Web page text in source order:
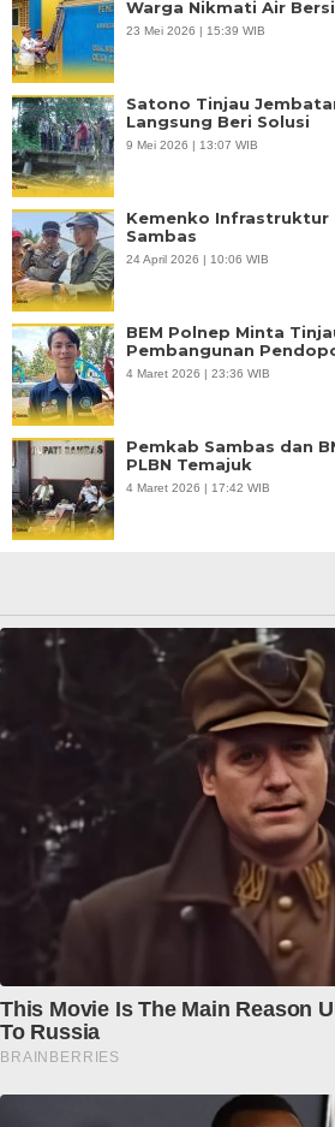
Warga Nikmati Air
23 Mei 2026 | 15:39 WIB
Satono Tinjau
Langsung Beri Solusi
9 Mei 2026 | 13:07 WIB
Kemenko Infrastruktur
Sambas
24 April 2026 | 10:06 WIB
BEM Polnep Minta
Pembangunan
4 Maret 2026 | 23:36 WIB
Pemkab Sambas dan
PLBN Temajuk
4 Maret 2026 | 17:42 WIB